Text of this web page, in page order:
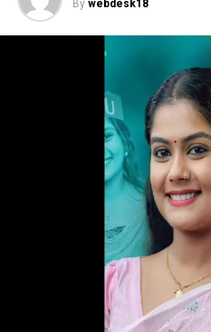
, ഇന്ത്യയിലെ ആദ്യ ai
കൂടിയായ മൻസൂർ
അറബിയുടെ അമ്മ. അറബ്
ലക്ഷ്മിയെന്ന
സ്നേഹവും വൈകാരികമായി
നോവലാണ് അറബിയുടെ
പുസ്തകത്തിന്റെ
സൗഹൃദത്തിന്റെ
പേരാണ് ചടങ്ങിൽ
ഒമാനിൽ നിന്നുള്ള
അലി, പ്രതാപൻ തായാട്ട്,
ആർ. പ്രകാശ്, അഡ്വ.
എന്നിവർ ആശംസകൾ
ചടങ്ങ് നിയന്ത്രിച്ചു
By webdesk18